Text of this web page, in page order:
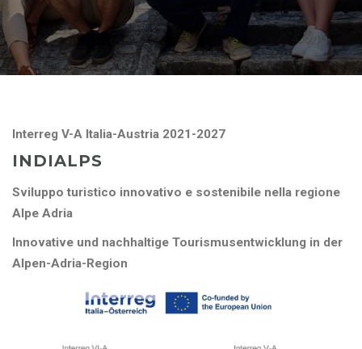
Interreg V-A Italia-Austria 2021-2027
INDIALPS
Sviluppo turistico innovativo e sostenibile nella regione
Alpe Adria
Innovative und nachhaltige Tourismusentwicklung in der
Alpen-Adria-Region